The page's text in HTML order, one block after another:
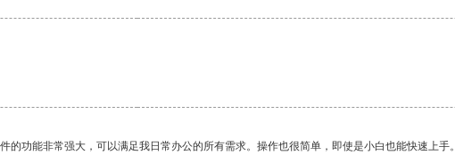
功能非常强大，可以满足我日常办公的所有需求。操作也很简单，即使是小白也能快速上手。